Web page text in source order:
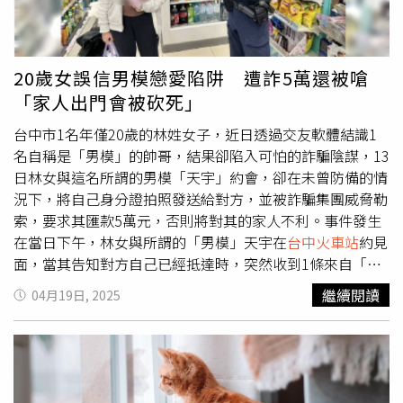
自己北部朋友來聚餐，見識到台中的停車收費。12期崇德商
圈因主題餐廳齊聚，民營停車場收費已超出便當價，有消費
者到崇德路用餐，餐廳隔壁停車場平日半小時80元，停2小
時可能比吃火鍋更貴，而市區民營停車場半小時收費50元、
60元比比皆是。不但停車費貴，許多民營停車場沒有緩衝時
間也被民眾詬病，市議員林昊佑說，有回為民服務到某停車
場停4分鐘就被收1小時的費用，也有民眾在某民營停車場崇
德站停車10分鐘，因沒有緩衝時間，被收了80元。交通局
表示，為方便民眾停車，目前致力推動智慧停車，將路外停
車場剩餘車位介接台中交通網APP；另，《台中市停車管理
辦法》沒有強制民營停車場設緩衝時間，至於收費上限，則
依各停車場申請設置申報核定。
20歲女誤信男模戀愛陷阱 遭詐5萬還被嗆
「家人出門會被砍死」
台中市1名年僅20歲的林姓女子，近日透過交友軟體結識1
名自稱是「男模」的帥哥，結果卻陷入可怕的詐騙陰謀，13
日林女與這名所謂的男模「天宇」約會，卻在未曾防備的情
況下，將自己身分證拍照發送給對方，並被詐騙集團威脅勒
索，要求其匯款5萬元，否則將對其的家人不利。事件發生
在當日下午，林女與所謂的「男模」天宇在台中火車站約見
面，當其告知對方自己已經抵達時，突然收到1條來自「經
理」的訊息，這位所謂的「經理」聲稱，由於「天宇」的主
管懷疑他與林女見面，要求林女提供證明，於是林女毫無戒
心地照做，將自己身分證的照片傳送給對方，不久後，這名
「經理」便翻臉，要求林女立即匯款5萬元作為保證金，否
則將威脅對其家人進行暴力報復，甚至表示會讓徵信社調查
林女，威脅說「家人出門會被車撞」及「被砍死」。面對這
04月19日, 2025 繼續閱讀